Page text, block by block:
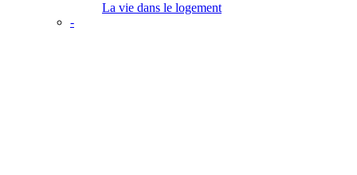
La vie dans le logement
-